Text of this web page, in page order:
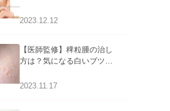
2023.12.12
【医師監修】稗粒腫の治し
方は？気になる白いブツブ
アについて
2023.11.17